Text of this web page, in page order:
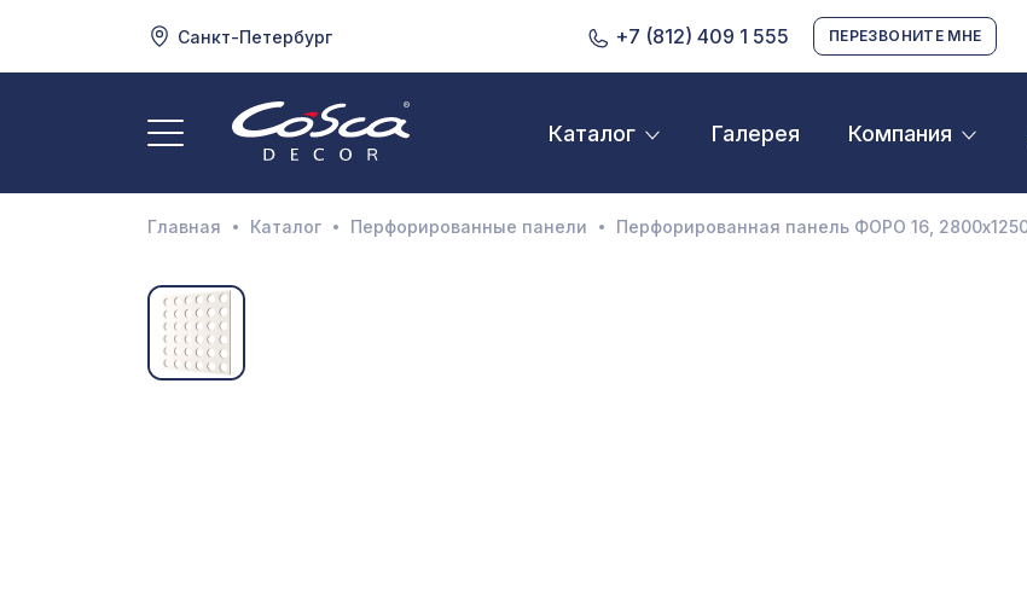
Санкт-Петербург +7 (812) 409 1 555 ПЕРЕЗВОНИТЕ МНЕ
Каталог Галерея Компания
3D орнамент
Акустические панели
Декоративные балки и брус
Главная Каталог Перфорированные панели Перфорированная панель ФОРО 16,